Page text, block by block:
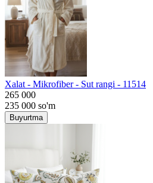
Хalat - Mikrofiber - Sut rangi - 11514
265 000
235 000 so'm
Buyurtma